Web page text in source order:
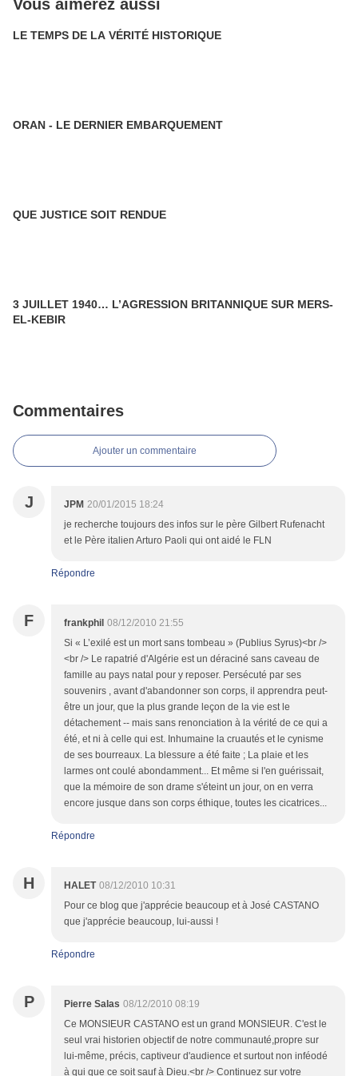
Vous aimerez aussi
LE TEMPS DE LA VÉRITÉ HISTORIQUE
ORAN - LE DERNIER EMBARQUEMENT
QUE JUSTICE SOIT RENDUE
3 JUILLET 1940… L’AGRESSION BRITANNIQUE SUR MERS-
EL-KEBIR
Commentaires
Ajouter un commentaire
J JPM 20/01/2015 18:24
je recherche toujours des infos sur le père Gilbert Rufenacht
et le Père italien Arturo Paoli qui ont aidé le FLN
Répondre
F frankphil 08/12/2010 21:55
Si « L’exilé est un mort sans tombeau » (Publius Syrus)<br />
<br /> Le rapatrié d'Algérie est un déraciné sans caveau de
famille au pays natal pour y reposer. Persécuté par ses
souvenirs , avant d'abandonner son corps, il apprendra peut-
être un jour, que la plus grande leçon de la vie est le
détachement -- mais sans renonciation à la vérité de ce qui a
été, et ni à celle qui est. Inhumaine la cruautés et le cynisme
de ses bourreaux. La blessure a été faite ; La plaie et les
larmes ont coulé abondamment... Et même si l'en guérissait,
que la mémoire de son drame s'éteint un jour, on en verra
encore jusque dans son corps éthique, toutes les cicatrices...
Répondre
H HALET 08/12/2010 10:31
Pour ce blog que j'apprécie beaucoup et à José CASTANO
que j'apprécie beaucoup, lui-aussi !
Répondre
P Pierre Salas 08/12/2010 08:19
Ce MONSIEUR CASTANO est un grand MONSIEUR. C'est le
seul vrai historien objectif de notre communauté,propre sur
lui-même, précis, captiveur d'audience et surtout non inféodé
à qui que ce soit sauf à Dieu.<br /> Continuez sur votre